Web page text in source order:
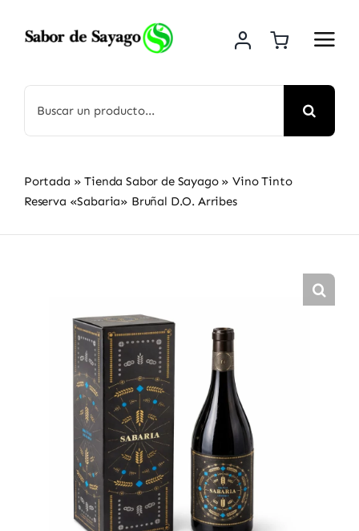
Portada »Tienda Sabor de Sayago»Vino Tinto
Reserva «Sabaria» Bruñal D.O. Arribes